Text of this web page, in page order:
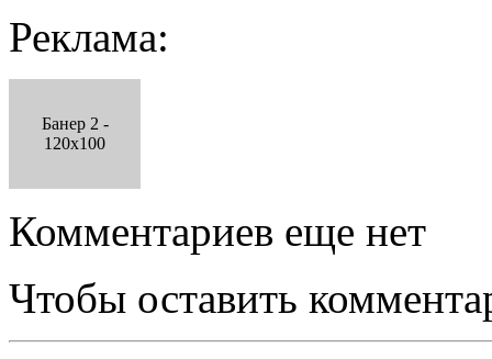
Реклама:
Банер 2 -
120x100
Комментариев еще нет
Чтобы оставить